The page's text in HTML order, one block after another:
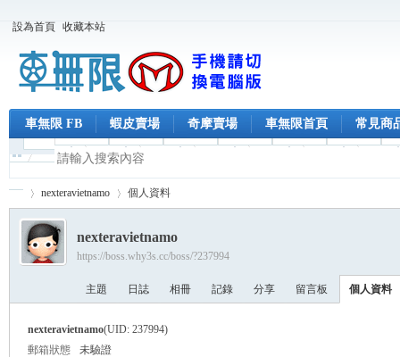
設為首頁 收藏本站
車無限 FB 蝦皮賣場 奇摩賣場 車無限首頁 常見商
›
nexteravietnamo 個人資料
nexteravietnamo
https://boss.why3s.cc/boss/?237994
主題 日誌 相冊 記錄 分享 留言板 個人資料
nexteravietnamo(UID: 237994)
郵箱狀態
未驗證